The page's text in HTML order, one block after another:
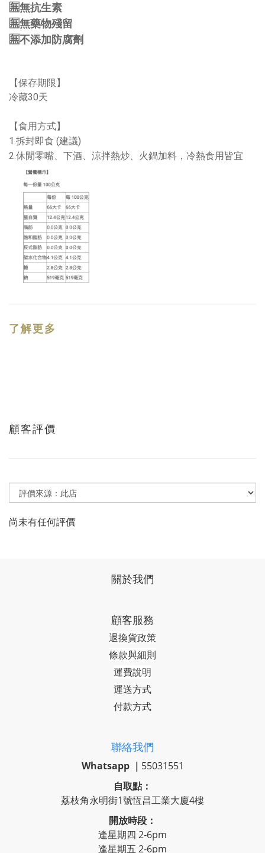
🈚️無抗生素
🈚️無藥物殘留
🈚️不添加防腐劑
【保存期限】
冷藏30天
【食用方式】
1.拆封即食 (建議)
2.休閒零嘴、下酒、涼拌熱炒、火鍋加料，冷熱食用皆宜
了解更多
顧客評價
尚未有任何評價
關於我們
顧客服務
退換貨政策
條款與細則
運費說明
運送方式
付款方式
聯絡我們
Whatsapp ｜ 55031551
自取點：
荔枝角永明街1號恆昌工業大廈4樓
開放時段：
逢星期四 2-6pm
逢星期五 2-6pm